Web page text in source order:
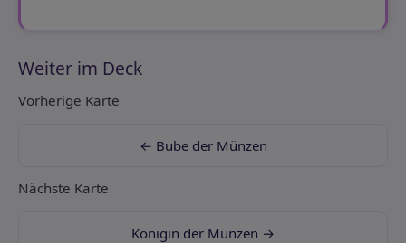
Weiter im Deck
Vorherige Karte
← Bube der Münzen
Nächste Karte
Königin der Münzen →